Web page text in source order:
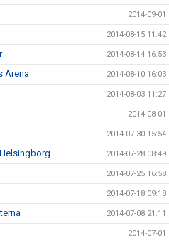
2014-09-01
2014-08-15 11:42
2014-08-14 16:53
Arena 2014-08-10 16:03
2014-08-03 11:27
2014-08-01
2014-07-30 15:54
2014-07-28 08:49
2014-07-25 16:58
2014-07-18 09:18
2014-07-08 21:11
2014-07-01